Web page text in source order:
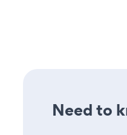
Need to